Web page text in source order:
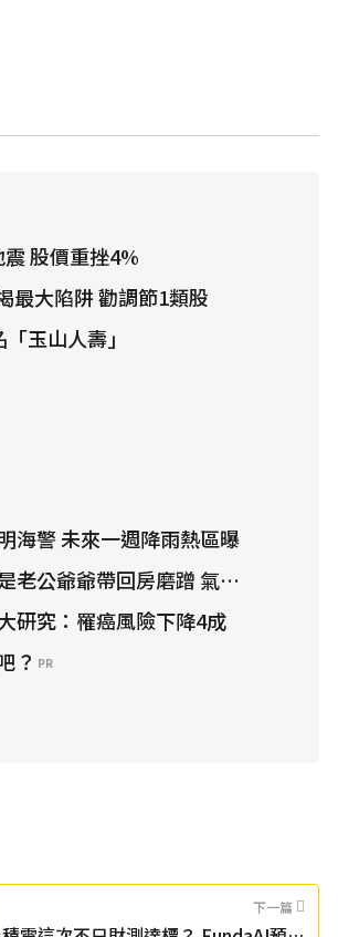
股價重挫4%
最大陷阱 勸調節1類股
玉山人壽」
海警 未來一週降雨熱區曝
爺爺帶回房磨蹭 氣炸提告
研究：罹癌風險下降4成
？ PR
下一篇